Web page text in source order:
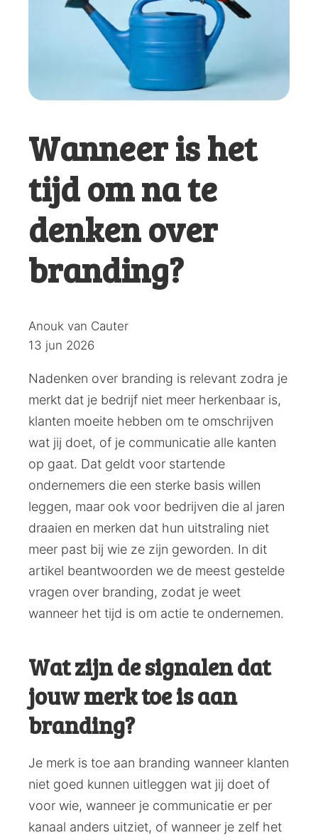
Wanneer is het
tijd om na te
denken over
branding?
Posted
by:
Anouk van Cauter
13 jun 2026
Nadenken over branding is relevant zodra je
merkt dat je bedrijf niet meer herkenbaar is,
klanten moeite hebben om te omschrijven
wat jij doet, of je communicatie alle kanten
op gaat. Dat geldt voor startende
ondernemers die een sterke basis willen
leggen, maar ook voor bedrijven die al jaren
draaien en merken dat hun uitstraling niet
meer past bij wie ze zijn geworden. In dit
artikel beantwoorden we de meest gestelde
vragen over branding, zodat je weet
wanneer het tijd is om actie te ondernemen.
Wat zijn de signalen dat
jouw merk toe is aan
branding?
Je merk is toe aan branding wanneer klanten
niet goed kunnen uitleggen wat jij doet of
voor wie, wanneer je communicatie er per
kanaal anders uitziet, of wanneer je zelf het